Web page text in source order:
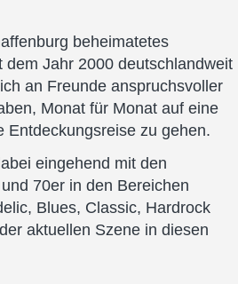
beheimatetes
dem Jahr 2000 deutschlandweit
an Freunde anspruchsvoller
Monat für Monat auf eine
Entdeckungsreise zu gehen.
eingehend mit den
70er in den Bereichen
Blues, Classic, Hardrock
aktuellen Szene in diesen